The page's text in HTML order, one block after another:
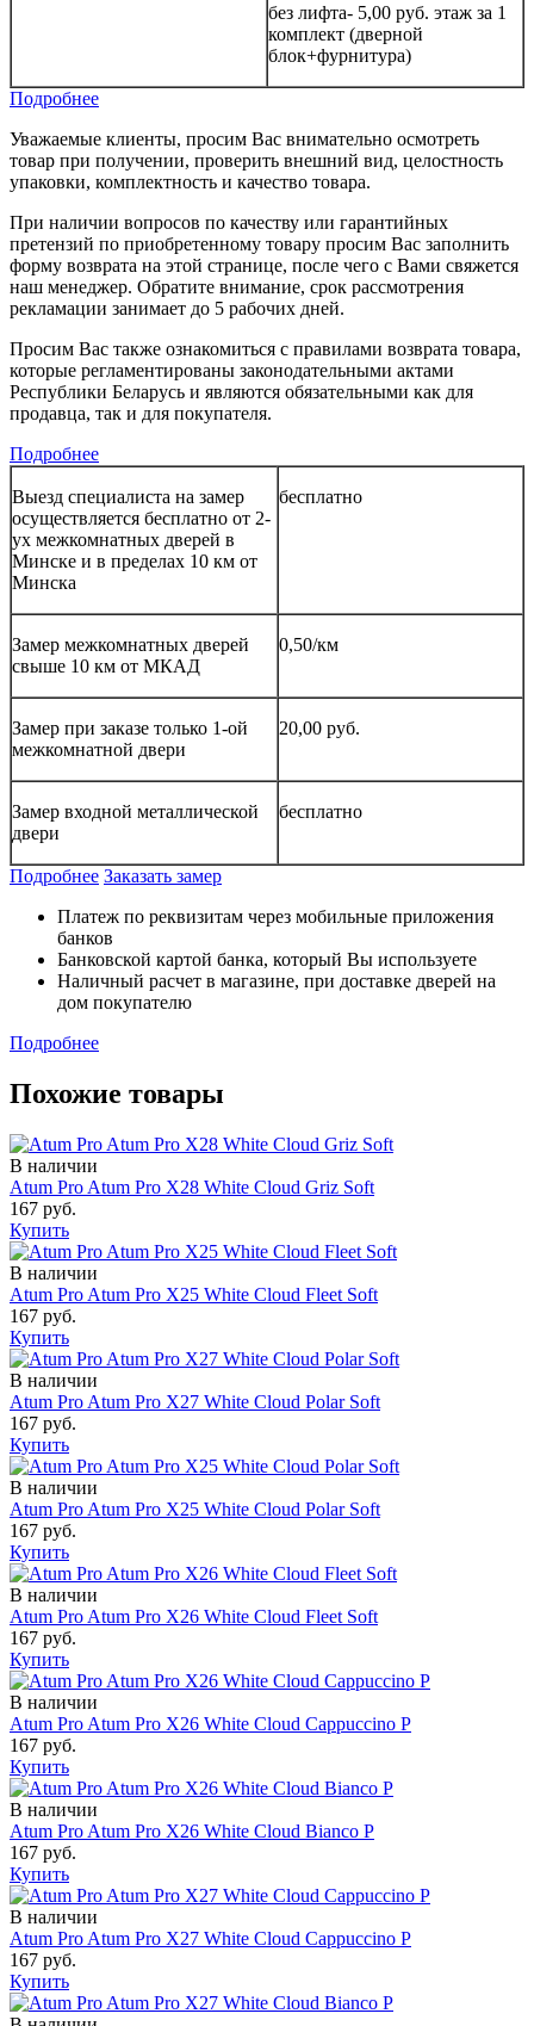
без лифта- 5,00 руб. этаж за 1
комплект (дверной
блок+фурнитура)
Подробнее
Уважаемые клиенты, просим Вас внимательно осмотреть
товар при получении, проверить внешний вид, целостность
упаковки, комплектность и качество товара.
При наличии вопросов по качеству или гарантийных
претензий по приобретенному товару просим Вас заполнить
форму возврата на этой странице, после чего с Вами свяжется
наш менеджер. Обратите внимание, срок рассмотрения
рекламации занимает до 5 рабочих дней.
Просим Вас также ознакомиться с правилами возврата товара,
которые регламентированы законодательными актами
Республики Беларусь и являются обязательными как для
продавца, так и для покупателя.
Подробнее
Выезд специалиста на замер
осуществляется бесплатно от 2-
ух межкомнатных дверей в
Минске и в пределах 10 км от
Минска
бесплатно
Замер межкомнатных дверей
свыше 10 км от МКАД
0,50/км
Замер при заказе только 1-ой
межкомнатной двери
20,00 руб.
Замер входной металлической
двери
бесплатно
Подробнее Заказать замер
Платеж по реквизитам через мобильные приложения
банков
Банковской картой банка, который Вы используете
Наличный расчет в магазине, при доставке дверей на
дом покупателю
Подробнее
Похожие товары
В наличии
Atum Pro Atum Pro Х28 White Cloud Griz Soft
167 руб.
Купить
В наличии
Atum Pro Atum Pro Х25 White Cloud Fleet Soft
167 руб.
Купить
В наличии
Atum Pro Atum Pro Х27 White Cloud Polar Soft
167 руб.
Купить
В наличии
Atum Pro Atum Pro Х25 White Cloud Polar Soft
167 руб.
Купить
В наличии
Atum Pro Atum Pro Х26 White Cloud Fleet Soft
167 руб.
Купить
В наличии
Atum Pro Atum Pro Х26 White Cloud Cappuccino Р
167 руб.
Купить
В наличии
Atum Pro Atum Pro Х26 White Cloud Bianco Р
167 руб.
Купить
В наличии
Atum Pro Atum Pro Х27 White Cloud Cappuccino Р
167 руб.
Купить